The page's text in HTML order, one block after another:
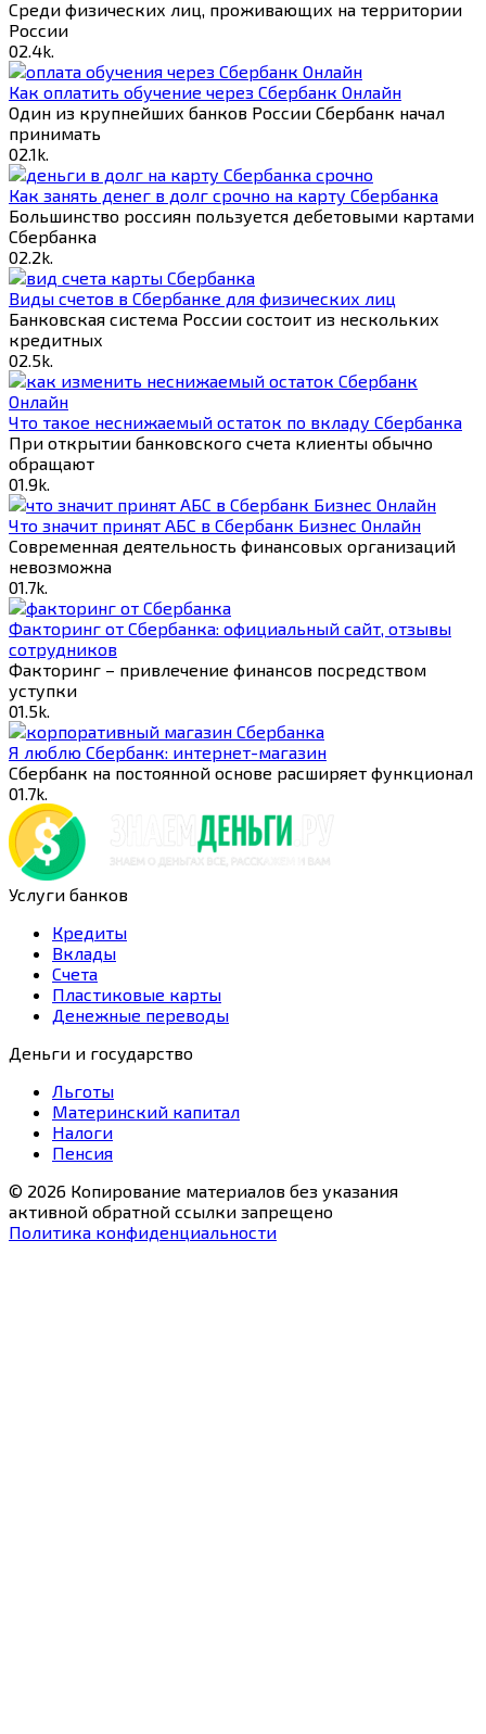
Среди физических лиц, проживающих на территории
России
02.4k.
Как оплатить обучение через Сбербанк Онлайн
Один из крупнейших банков России Сбербанк начал
принимать
02.1k.
Как занять денег в долг срочно на карту Сбербанка
Большинство россиян пользуется дебетовыми картами
Сбербанка
02.2k.
Виды счетов в Сбербанке для физических лиц
Банковская система России состоит из нескольких
кредитных
02.5k.
Что такое неснижаемый остаток по вкладу Сбербанка
При открытии банковского счета клиенты обычно
обращают
01.9k.
Что значит принят АБС в Сбербанк Бизнес Онлайн
Современная деятельность финансовых организаций
невозможна
01.7k.
Факторинг от Cбербанка: официальный сайт, отзывы
сотрудников
Факторинг – привлечение финансов посредством
уступки
01.5k.
Я люблю Сбербанк: интернет-магазин
Сбербанк на постоянной основе расширяет функционал
01.7k.
Услуги банков
Кредиты
Вклады
Счета
Пластиковые карты
Денежные переводы
Деньги и государство
Льготы
Материнский капитал
Налоги
Пенсия
© 2026 Копирование материалов без указания
активной обратной ссылки запрещено
Политика конфиденциальности